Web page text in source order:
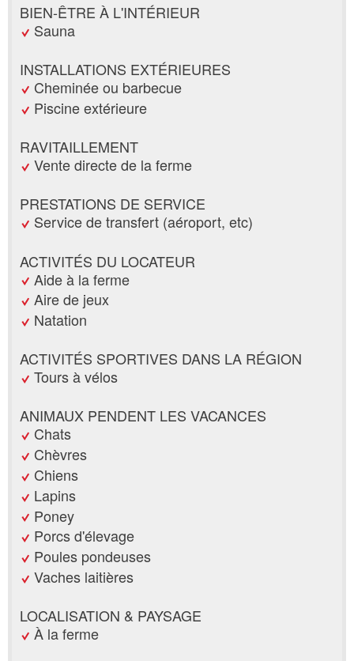
BIEN-ÊTRE À L'INTÉRIEUR
Sauna
INSTALLATIONS EXTÉRIEURES
Cheminée ou barbecue
Piscine extérieure
RAVITAILLEMENT
Vente directe de la ferme
PRESTATIONS DE SERVICE
Service de transfert (aéroport, etc)
ACTIVITÉS DU LOCATEUR
Aide à la ferme
Aire de jeux
Natation
ACTIVITÉS SPORTIVES DANS LA RÉGION
Tours à vélos
ANIMAUX PENDENT LES VACANCES
Chats
Chèvres
Chiens
Lapins
Poney
Porcs d'élevage
Poules pondeuses
Vaches laitières
LOCALISATION & PAYSAGE
À la ferme